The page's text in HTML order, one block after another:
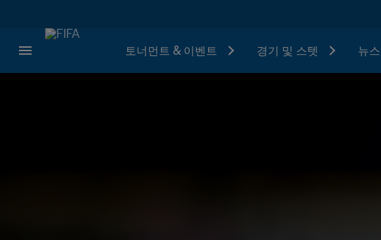
토너먼트 & 이벤트 경기 및 스텟 뉴스